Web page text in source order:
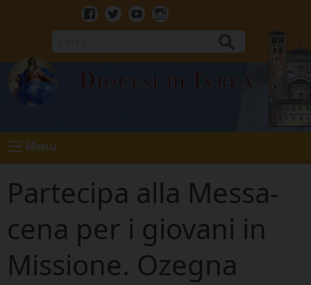
Facebook
TwitterYoutubeInstagram
Diocesi di Ivrea
Menu
Partecipa alla Messa-
cena per i giovani in
Missione. Ozegna